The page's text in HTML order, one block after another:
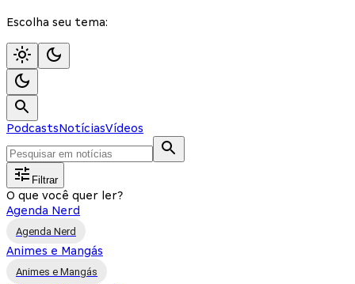
Escolha seu tema:
PodcastsNotíciasVídeos
Filtrar
O que você quer ler?
Agenda Nerd
Agenda Nerd
Animes e Mangás
Animes e Mangás